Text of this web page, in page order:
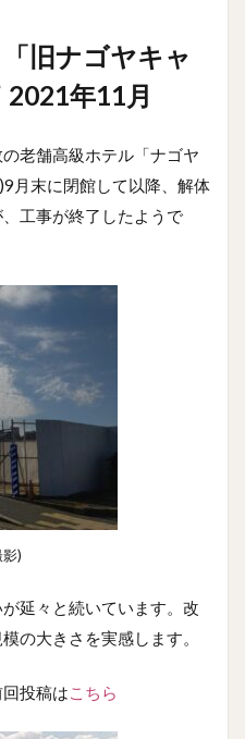
旧ナゴヤキャ
2021年11月
老舗高級ホテル「ナゴヤ
月末に閉館して以降、解体
工事が終了したようで
)
延々と続いています。改
の大きさを実感します。
投稿は こちら